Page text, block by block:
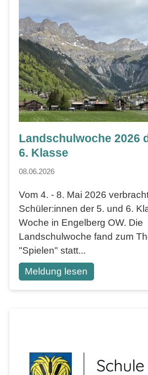
Landschulwoche 2026
6. Klasse
08.06.2026
Vom 4. - 8. Mai 2026
Schüler:innen der 5. und 6.
Woche in Engelberg OW. Die
Landschulwoche fand zum
"Spielen" statt...
Meldung lesen